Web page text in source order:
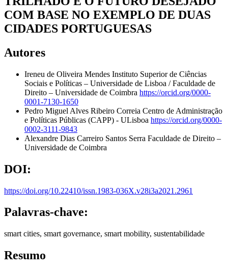
COM BASE NO EXEMPLO DE DUAS
CIDADES PORTUGUESAS
Autores
Ireneu de Oliveira Mendes Instituto Superior de Ciências
Sociais e Políticas – Universidade de Lisboa / Faculdade de
Direito – Universidade de Coimbra https://orcid.org/0000-
0001-7130-1650
Pedro Miguel Alves Ribeiro Correia Centro de Administração
e Políticas Públicas (CAPP) - ULisboa https://orcid.org/0000-
0002-3111-9843
Alexandre Dias Carreiro Santos Serra Faculdade de Direito –
Universidade de Coimbra
DOI:
https://doi.org/10.22410/issn.1983-036X.v28i3a2021.2961
Palavras-chave:
smart cities, smart governance, smart mobility, sustentabilidade
Resumo